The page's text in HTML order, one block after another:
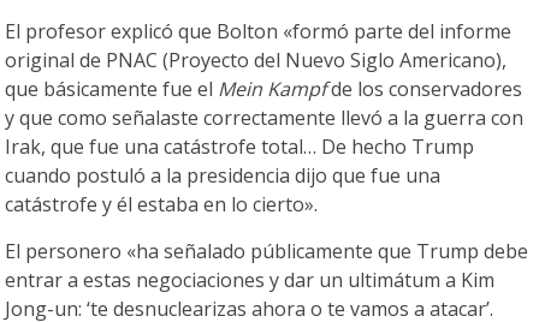
El profesor explicó que Bolton «formó parte del informe
original de PNAC (Proyecto del Nuevo Siglo Americano),
que básicamente fue el Mein Kampfde los conservadores
y que como señalaste correctamente llevó a la guerra con
Irak, que fue una catástrofe total… De hecho Trump
cuando postuló a la presidencia dijo que fue una
catástrofe y él estaba en lo cierto».
El personero «ha señalado públicamente que Trump debe
entrar a estas negociaciones y dar un ultimátum a Kim
Jong-un: ‘te desnuclearizas ahora o te vamos a atacar’.